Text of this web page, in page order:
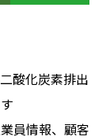
酸化炭素排出
員情報、顧客